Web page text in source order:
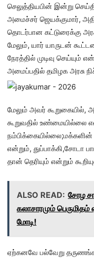
செலுத்தியபின் இன்று
அமைச்சர் ஜெயக்குமார்,
தொடர்பான கட்டுரைக்கு
மேலும், யார் யாருடன்
நேரத்தில் முடிவு செய்யும்
அமைப்பதில் தமிழக அரசு
மேலும் அவர் கூறுகையில்,
கூறுவதில் உண்மையில்லை
என்றும், துப்பாக்கி,சோடா
தான் தெரியும் என்றும்
ALSO READ: சோழ
கலாசாரமும் பெருமிதம்
மோடி!
ஏற்கனவே பல்வேறு